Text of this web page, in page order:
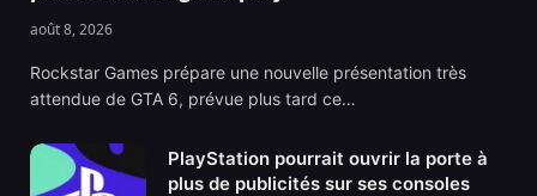
août 8, 2026
Rockstar Games prépare une nouvelle présentation très
attendue de GTA 6, prévue plus tard ce…
PlayStation pourrait ouvrir la porte à
plus de publicités sur ses consoles